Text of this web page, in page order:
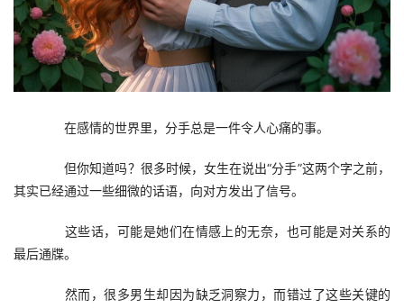
在感情的世界里，分手总是一件令人心痛的事。
但你知道吗？很多时候，女生在说出“分手”这两个字之前，
其实已经通过一些细微的话语，向对方发出了信号。
这些话，可能是她们在情感上的无奈，也可能是对关系的
最后通牒。
然而，很多男生却因为缺乏洞察力，而错过了这些关键的